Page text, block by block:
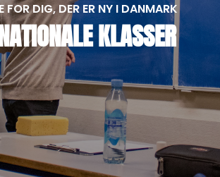
KLASSER
FOR DIG, DER ER NY I DANMARK